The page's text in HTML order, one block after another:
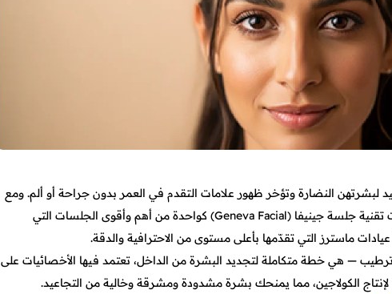
لبشرتهن النضارة وتؤخر ظهور علامات التقدم في العمر بدون جراحة أو ألم. ومع
التطور الكبير في عالم العناية بالبشرة، ظهرت تقنية جلسة جينيفا (Geneva Facial) كواحدة من أهم وأقوى الجلسات التي
ماسترز التي تقدّمها بأعلى مستوى من الاحترافية والدقة.
— هي خطة متكاملة لتجديد البشرة من الداخل، تعتمد فيها الأخصائيات على
الكولاجين، مما يمنحك بشرة مشدودة ومشرقة وخالية من التجاعيد.